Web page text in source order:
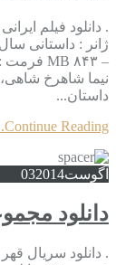
. دانلود فیلم
نیما شاهرخ
داستان...
Continue Reading...
آگوست 032014
دانلود